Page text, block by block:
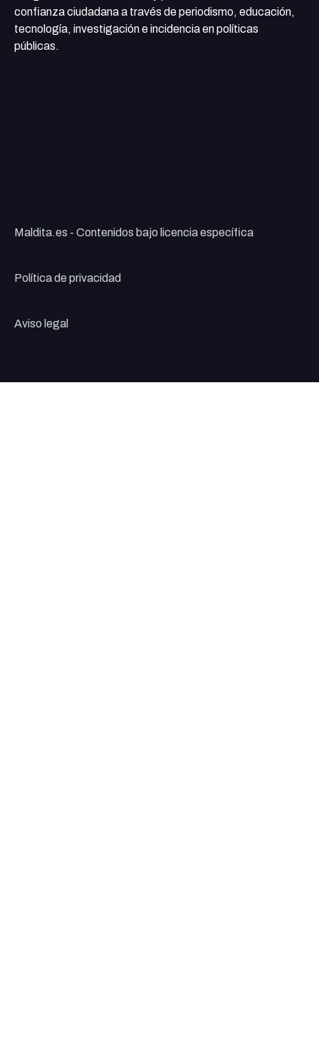
confianza ciudadana a través de periodismo, educación,
tecnología, investigación e incidencia en políticas
públicas.
Maldita.es - Contenidos bajo licencia específica
Política de privacidad
Aviso legal